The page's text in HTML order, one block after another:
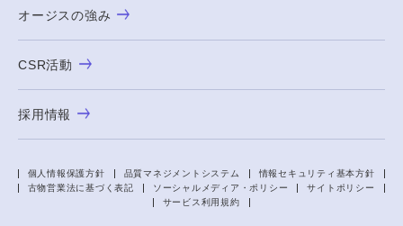
オージスの強み
CSR活動
採用情報
個人情報保護方針 品質マネジメントシステム
情報セキュリティ基本方針
古物営業法に基づく表記
ソーシャルメディア・ポリシー
サイトポリシー
サービス利用規約